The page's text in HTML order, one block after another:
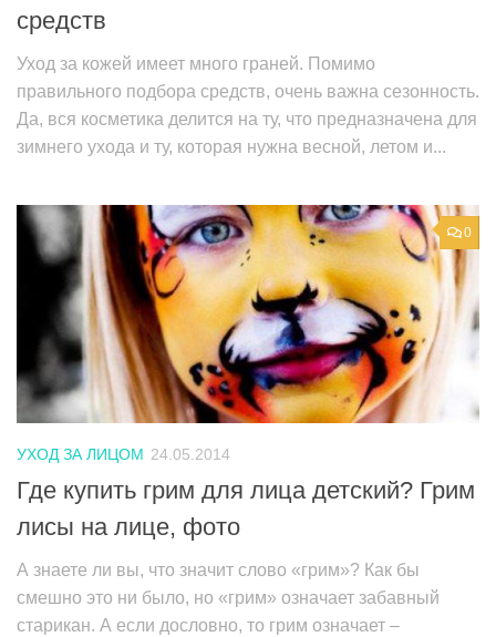
средств
Уход за кожей имеет много граней. Помимо
правильного подбора средств, очень важна сезонность.
Да, вся косметика делится на ту, что предназначена для
зимнего ухода и ту, которая нужна весной, летом и...
0
УХОД ЗА ЛИЦОМ 24.05.2014
Где купить грим для лица детский? Грим
лисы на лице, фото
А знаете ли вы, что значит слово «грим»? Как бы
смешно это ни было, но «грим» означает забавный
старикан. А если дословно, то грим означает –